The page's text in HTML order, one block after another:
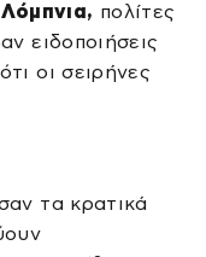
Λόμπνια, πολίτες
ειδοποιήσεις
οι σειρήνες
τα κρατικά